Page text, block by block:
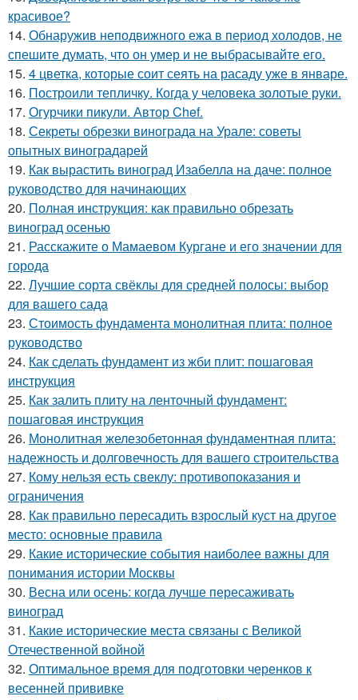
красивое?
14. Обнаружив неподвижного ежа в период холодов, не
спешите думать, что он умер и не выбрасывайте его.
15. 4 цветка, которые соит сеять на расаду уже в январе.
16. Построили тепличку. Когда у человека золотые руки.
17. Огурчики пикули. Автор Chef.
18. Секреты обрезки винограда на Урале: советы
опытных виноградарей
19. Как вырастить виноград Изабелла на даче: полное
руководство для начинающих
20. Полная инструкция: как правильно обрезать
виноград осенью
21. Расскажите о Мамаевом Кургане и его значении для
города
22. Лучшие сорта свёклы для средней полосы: выбор
для вашего сада
23. Стоимость фундамента монолитная плита: полное
руководство
24. Как сделать фундамент из жби плит: пошаговая
инструкция
25. Как залить плиту на ленточный фундамент:
пошаговая инструкция
26. Монолитная железобетонная фундаментная плита:
надежность и долговечность для вашего строительства
27. Кому нельзя есть свеклу: противопоказания и
ограничения
28. Как правильно пересадить взрослый куст на другое
место: основные правила
29. Какие исторические события наиболее важны для
понимания истории Москвы
30. Весна или осень: когда лучше пересаживать
виноград
31. Какие исторические места связаны с Великой
Отечественной войной
32. Оптимальное время для подготовки черенков к
весенней прививке